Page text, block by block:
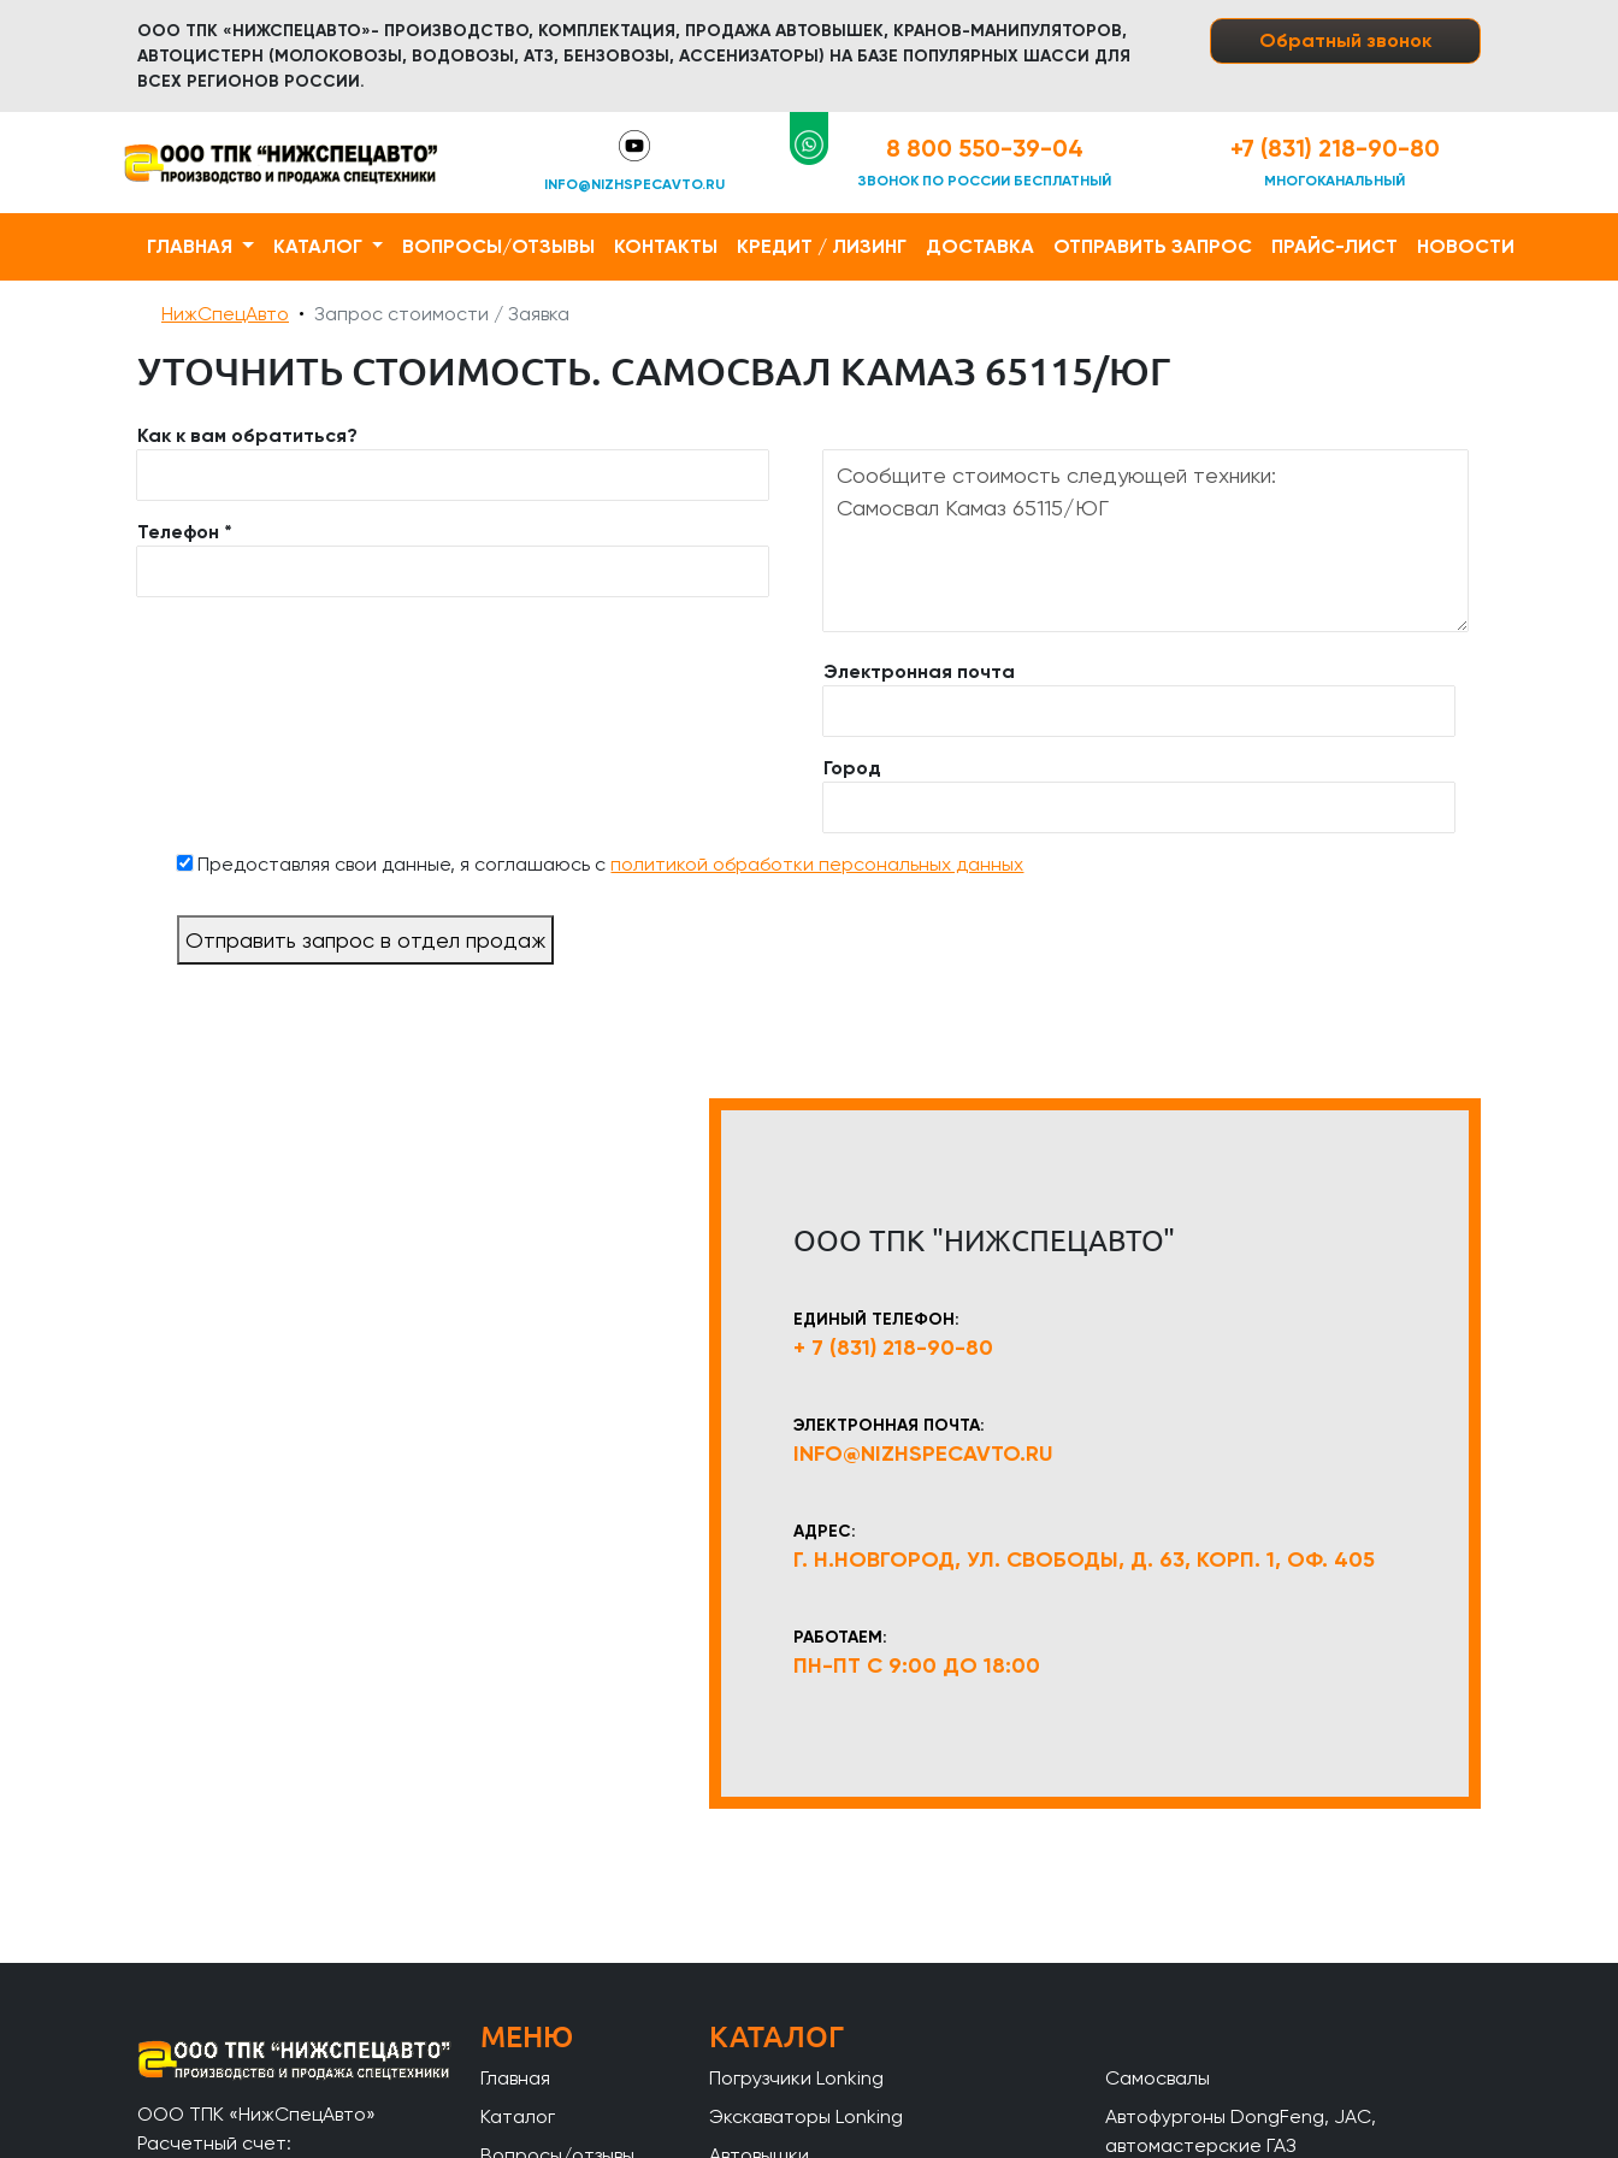
ООО ТПК «НИЖСПЕЦАВТО»- ПРОИЗВОДСТВО, КОМПЛЕКТАЦИЯ, ПРОДАЖА АВТОВЫШЕК, КРАНОВ-МАНИПУЛЯТОРОВ,
АВТОЦИСТЕРН (МОЛОКОВОЗЫ, ВОДОВОЗЫ, АТЗ, БЕНЗОВОЗЫ, АССЕНИЗАТОРЫ) НА БАЗЕ ПОПУЛЯРНЫХ ШАССИ ДЛЯ
ВСЕХ РЕГИОНОВ РОССИИ.
Обратный звонок
INFO@NIZHSPECAVTO.RU
8 800 550-39-04
ЗВОНОК ПО РОССИИ БЕСПЛАТНЫЙ
+7 (831) 218-90-80
МНОГОКАНАЛЬНЫЙ
ГЛАВНАЯ КАТАЛОГ ВОПРОСЫ/ОТЗЫВЫ КОНТАКТЫ КРЕДИТ / ЛИЗИНГ ДОСТАВКА ОТПРАВИТЬ ЗАПРОС ПРАЙС-ЛИСТ НОВОСТИ
НижСпецАвто Запрос стоимости / Заявка
УТОЧНИТЬ СТОИМОСТЬ. САМОСВАЛ КАМАЗ 65115/ЮГ
Как к вам обратиться?
Телефон *
Электронная почта
Город
Предоставляя свои данные, я соглашаюсь сполитикой обработки персональных данных
Отправить запрос в отдел продаж
ООО ТПК "НИЖСПЕЦАВТО"
ЕДИНЫЙ ТЕЛЕФОН:
+ 7 (831) 218-90-80
ЭЛЕКТРОННАЯ ПОЧТА:
INFO@NIZHSPECAVTO.RU
АДРЕС:
Г. Н.НОВГОРОД, УЛ. СВОБОДЫ, Д. 63, КОРП. 1, ОФ. 405
РАБОТАЕМ:
ПН-ПТ С 9:00 ДО 18:00
ООО ТПК «НижСпецАвто»
Расчетный счет:
МЕНЮ
Главная
Каталог
КАТАЛОГ
Погрузчики Lonking
Экскаваторы Lonking
Самосвалы
Автофургоны DongFeng, JAC,
автомастерские ГАЗ